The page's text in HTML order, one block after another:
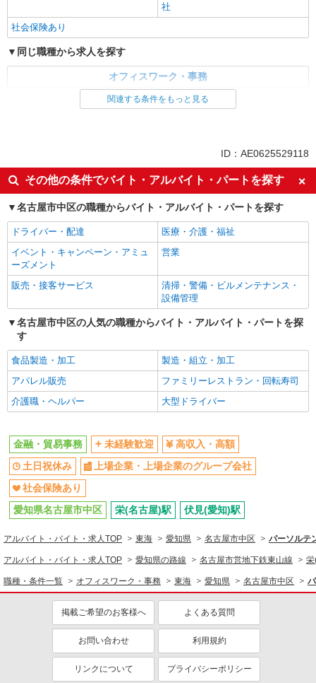
社
社会保険あり
同じ職種から求人を探す
オフィスワーク・事務
同じ特徴から求人を探す関連する条件をもっと見る
ID：AE0625529118
その他の条件でバイト・アルバイト・パートを探す
名古屋市中区の職種からバイト・アルバイト・パートを探す
ドライバー・配達
医療・介護・福祉
イベント・キャンペーン・アミュ
ーズメント
営業
販売・接客サービス
清掃・警備・ビルメンテナンス・
設備管理
名古屋市中区の人気の職種からバイト・アルバイト・パートを探
す
食品製造・加工
製造・組立・加工
アパレル販売
ファミリーレストラン・回転寿司
介護職・ヘルパー
大型ドライバー
金融・貿易事務 未経験歓迎
高収入・高額
土日祝休み
上場企業・上場企業のグループ会社
社会保険あり
愛知県名古屋市中区
栄(名古屋)駅 伏見(愛知)駅
アルバイト・バイト・求人TOP 東海 愛知県 名古屋市中区 パーソルテ
アルバイト・バイト・求人TOP 愛知県の路線 名古屋市営地下鉄東山線
職種・条件一覧 オフィスワーク・事務 東海 愛知県 名古屋市中区
掲載ご希望のお客様へ よくある質問
お問い合わせ 利用規約
リンクについて プライバシーポリシー